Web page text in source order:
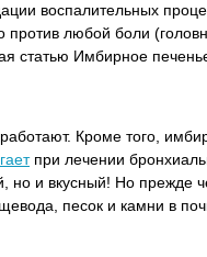
воспалительных
против любой боли
статью Имбирное
Кроме того,
при лечении
но и вкусный! Но прежде
песок и камни в